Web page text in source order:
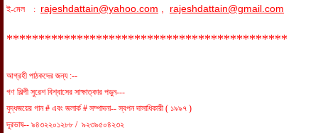
ই-মেল : rajeshdattain@yahoo.com rajeshdattain@gmail.com
********************************************
আগ্রহী পাঠকদের জন্য :--
গণ শিল্পী সুরেশ বিশ্বাসের সাক্ষাত্কার পড়ুন---
যুদ্ধজয়ের গান # এবং জলার্ক # সম্পাদনা-- স্বপন দাসাধিকারী ( ১৯৯৭ )
দূরভাষ-- ৯৪৩২২০১২৮৮ / ৯২৩৯৫০৪২৩২